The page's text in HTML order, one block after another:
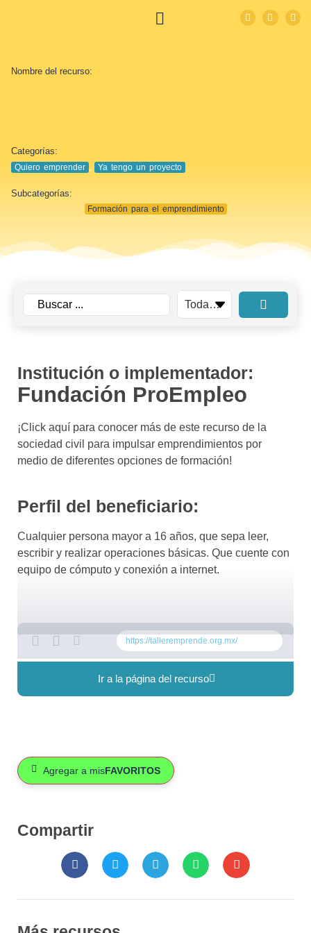
Nombre del recurso:
Categorías:
Quiero emprender Ya tengo un proyecto
Subcategorías:
Formación para el emprendimiento
Institución o implementador:
Fundación ProEmpleo
¡Click aquí para conocer más de este recurso de la
sociedad civil para impulsar emprendimientos por
medio de diferentes opciones de formación!
Perfil del beneficiario:
Cualquier persona mayor a 16 años, que sepa leer,
escribir y realizar operaciones básicas. Que cuente con
equipo de cómputo y conexión a internet.
https://talleremprende.org.mx/
Ir a la página del recurso
Agregar a misFAVORITOS
Compartir